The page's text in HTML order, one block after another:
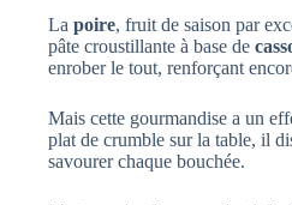
La poire, fruit de saison par
pâte croustillante à base de
enrober le tout, renforçant
Mais cette gourmandise a un
plat de crumble sur la table, il
savourer chaque bouchée.